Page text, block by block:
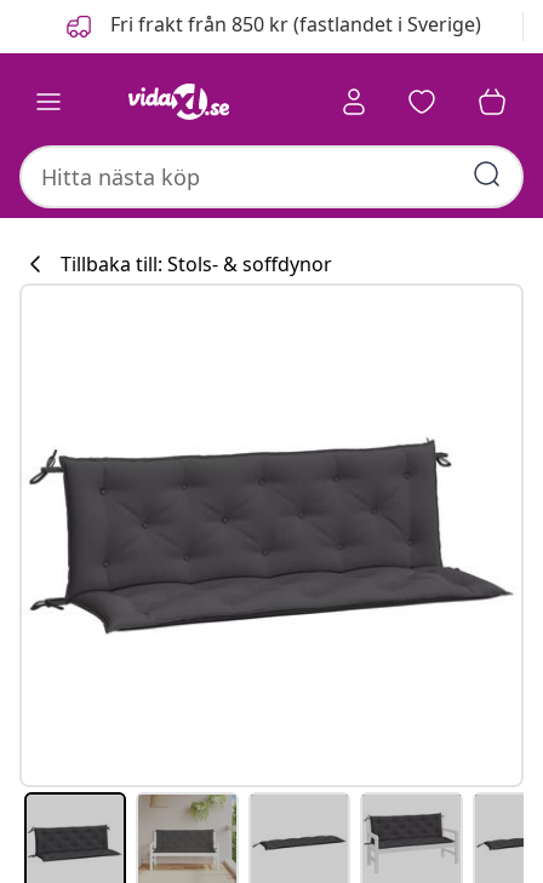
FöregåendeFri frakt från 850 kr (fastlandet i Sverige)
Tillbaka till: Stols- & soffdynor